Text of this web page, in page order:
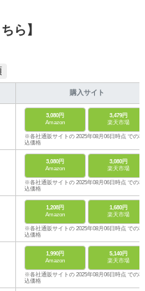
ら】
購入サイト
3,080円
Amazon
3,479円
楽天市場
※各社通販サイトの 2025年08月06日時点 での税
込価格
3,080円
Amazon
3,080円
楽天市場
※各社通販サイトの 2025年08月06日時点 での税
込価格
1,208円
Amazon
1,680円
楽天市場
※各社通販サイトの 2025年08月06日時点 での税
込価格
1,990円
Amazon
5,140円
楽天市場
※各社通販サイトの 2025年08月06日時点 での税
込価格